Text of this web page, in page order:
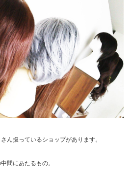
ん扱っているショップがあります。
間にあたるもの。